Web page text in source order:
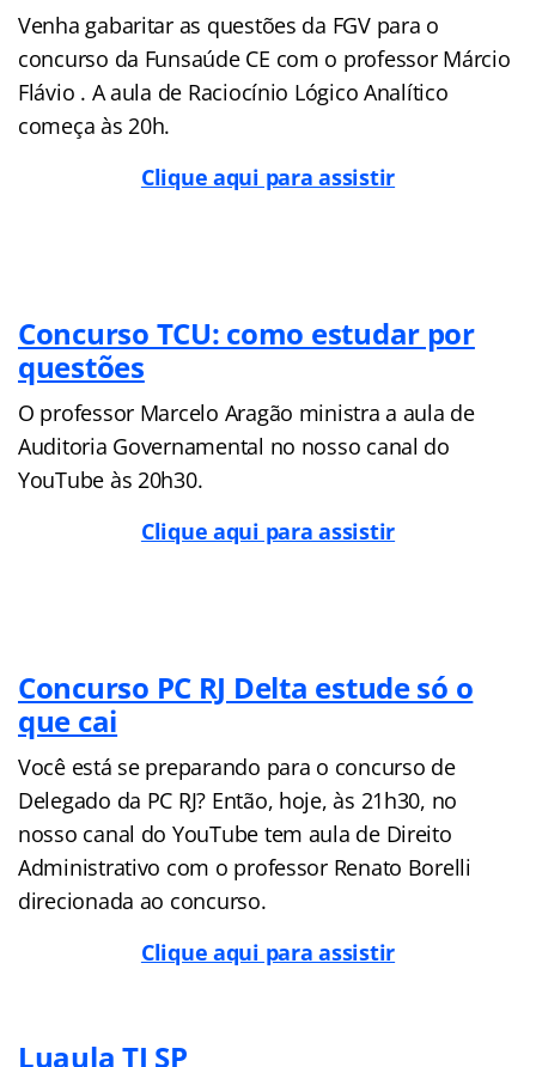
Venha gabaritar as questões da FGV para o
concurso da Funsaúde CE com o professor Márcio
Flávio . A aula de Raciocínio Lógico Analítico
começa às 20h.
Clique aqui para assistir
Concurso TCU: como estudar por
questões
O professor Marcelo Aragão ministra a aula de
Auditoria Governamental no nosso canal do
YouTube às 20h30.
Clique aqui para assistir
Concurso PC RJ Delta estude só o
que cai
Você está se preparando para o concurso de
Delegado da PC RJ? Então, hoje, às 21h30, no
nosso canal do YouTube tem aula de Direito
Administrativo com o professor Renato Borelli
direcionada ao concurso.
Clique aqui para assistir
Luaula TJ SP